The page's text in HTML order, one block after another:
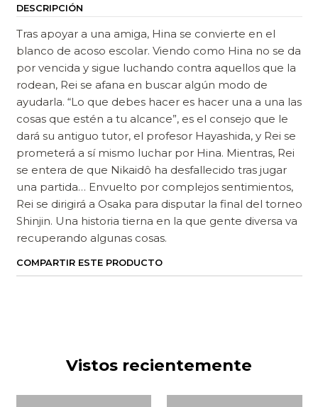
DESCRIPCIÓN
Tras apoyar a una amiga, Hina se convierte en el
blanco de acoso escolar. Viendo como Hina no se da
por vencida y sigue luchando contra aquellos que la
rodean, Rei se afana en buscar algún modo de
ayudarla. “Lo que debes hacer es hacer una a una las
cosas que estén a tu alcance”, es el consejo que le
dará su antiguo tutor, el profesor Hayashida, y Rei se
prometerá a sí mismo luchar por Hina. Mientras, Rei
se entera de que Nikaidô ha desfallecido tras jugar
una partida… Envuelto por complejos sentimientos,
Rei se dirigirá a Osaka para disputar la final del torneo
Shinjin. Una historia tierna en la que gente diversa va
recuperando algunas cosas.
COMPARTIR ESTE PRODUCTO
Vistos recientemente